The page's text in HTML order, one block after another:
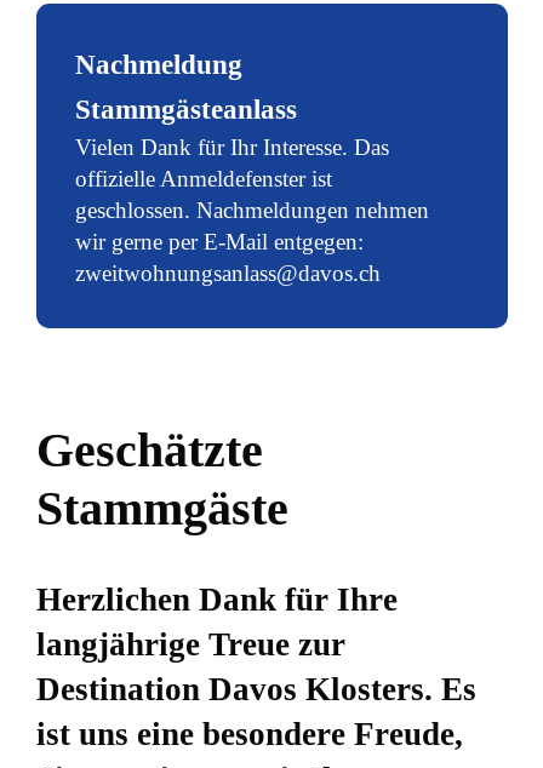
Nachmeldung
Stammgästeanlass
Vielen Dank für Ihr Interesse. Das
offizielle Anmeldefenster ist
geschlossen. Nachmeldungen nehmen
wir gerne per E-Mail entgegen:
zweitwohnungsanlass@davos.ch
Geschätzte
Stammgäste
Herzlichen Dank für Ihre
langjährige Treue zur
Destination Davos Klosters. Es
ist uns eine besondere Freude,